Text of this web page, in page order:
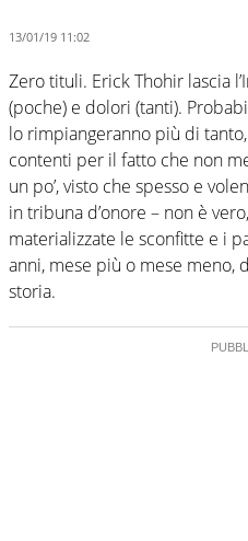
13/01/19 11:02
Zero tituli. Erick Thohir lascia
(poche) e dolori (tanti).
lo rimpiangeranno più di
contenti per il fatto che non
un po’, visto che spesso e
in tribuna d’onore – non è
materializzate le sconfitte e i
anni, mese più o mese meno,
storia.